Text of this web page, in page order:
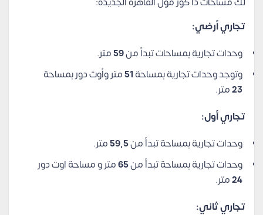
تجاري أرضي:
وحدات تجارية بمساحات تبدأ من59متر.
وتوجد وحدات تجارية بمساحة51متر وأوت دور بمساحة
23متر.
تجاري أول:
وحدات تجارية بمساحة تبدأ من59,5متر.
وحدات تجارية بمساحة تبدأ من65متر و مساحة اوت دور
24متر.
تجاري ثاني: